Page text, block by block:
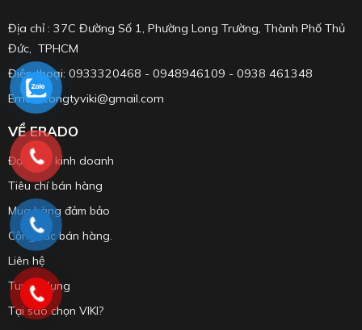
Địa chỉ : 37C Đường Số 1, Phường Long Trường, Thành Phố Thủ
Đức, TPHCM
Điện thoại: 0933320468 - 0948946109 - 0938 461348
Email: congtyviki@gmail.com
VỀ ERADO
Đạo đức kinh doanh
Tiêu chí bán hàng
Mua hàng đảm bảo
Cộng tác bán hàng.
Liên hệ
Tuyển dụng
Tại sao chọn VIKI?